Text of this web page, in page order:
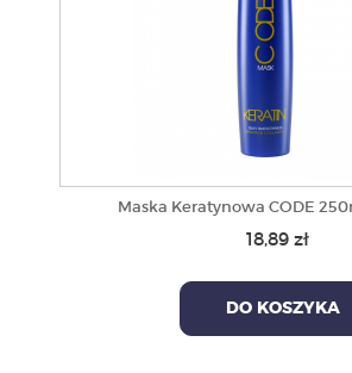
Maska Keratynowa CODE
18,89 zł
DO KOSZYKA